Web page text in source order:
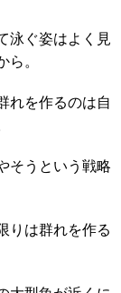
泳ぐ姿はよく見
ら。
れを作るのは自
そうという戦略
りは群れを作る